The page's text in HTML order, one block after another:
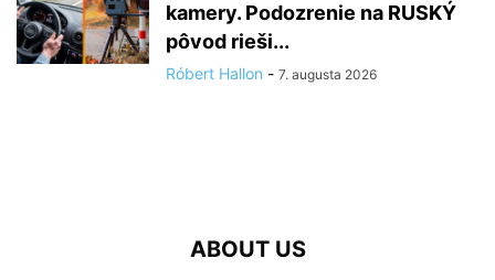
kamery. Podozrenie na RUSKÝ
pôvod rieši...
Róbert Hallon - 7. augusta 2026
ABOUT US